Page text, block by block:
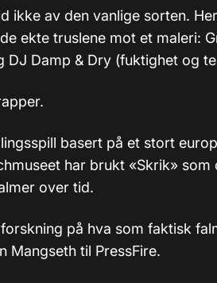
ikke av den vanlige sorten.
ekte truslene mot et maleri:
DJ Damp & Dry (fuktighet og
basert på et stort
har brukt «Skrik»
over tid.
på hva som faktisk
Mangseth til PressFire.